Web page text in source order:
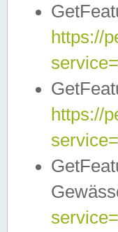
https://
https://